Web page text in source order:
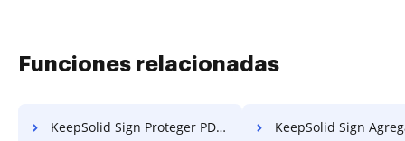
Funciones relacionadas
KeepSolid Sign Proteger PDF de Copias KeepSolid Sign Agregar Marca de